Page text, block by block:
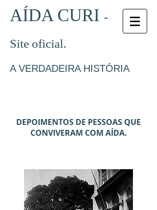
AÍDA CURI -
Site oficial.
A VERDADEIRA HISTÓRIA
DEPOIMENTOS DE PESSOAS QUE
CONVIVERAM COM AÍDA.